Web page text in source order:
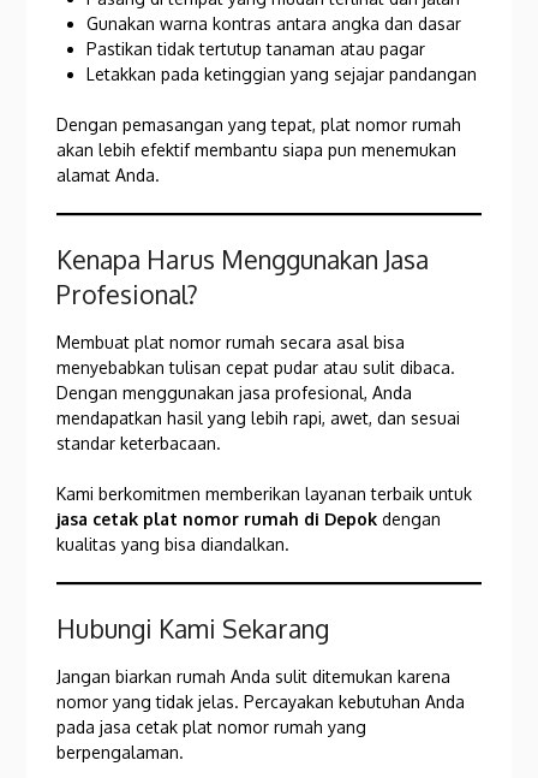
Gunakan warna kontras antara angka dan dasar
Pastikan tidak tertutup tanaman atau pagar
Letakkan pada ketinggian yang sejajar pandangan
Dengan pemasangan yang tepat, plat nomor rumah
akan lebih efektif membantu siapa pun menemukan
alamat Anda.
Kenapa Harus Menggunakan Jasa
Profesional?
Membuat plat nomor rumah secara asal bisa
menyebabkan tulisan cepat pudar atau sulit dibaca.
Dengan menggunakan jasa profesional, Anda
mendapatkan hasil yang lebih rapi, awet, dan sesuai
standar keterbacaan.
Kami berkomitmen memberikan layanan terbaik untuk
jasa cetak plat nomor rumah di Depok dengan
kualitas yang bisa diandalkan.
Hubungi Kami Sekarang
Jangan biarkan rumah Anda sulit ditemukan karena
nomor yang tidak jelas. Percayakan kebutuhan Anda
pada jasa cetak plat nomor rumah yang
berpengalaman.